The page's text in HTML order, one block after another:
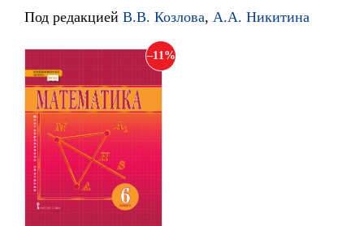
Под редакцией В.В. Козлова, А.А. Никитина
11